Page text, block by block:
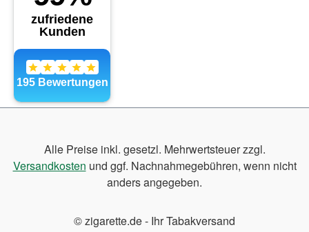
Alle Preise inkl. gesetzl. Mehrwertsteuer zzgl.
Versandkosten und ggf. Nachnahmegebühren, wenn nicht
anders angegeben.
© zigarette.de - Ihr Tabakversand